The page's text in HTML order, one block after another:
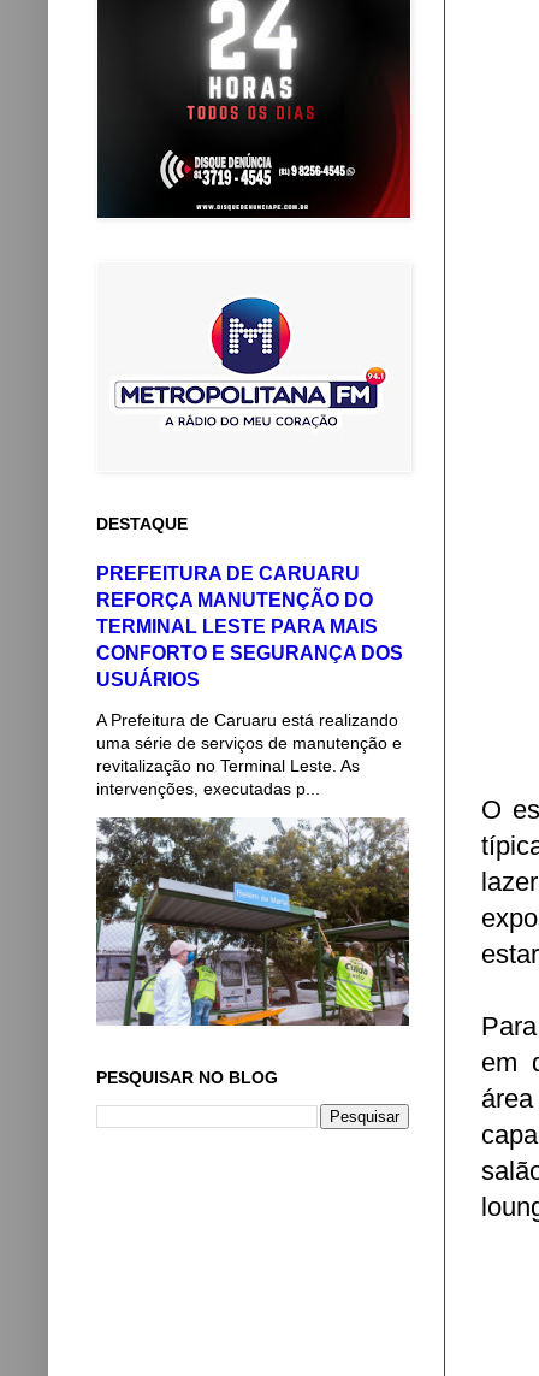
O
em
DESTAQUE
PREFEITURA DE CARUARU
REFORÇA MANUTENÇÃO DO
TERMINAL LESTE PARA MAIS
CONFORTO E SEGURANÇA DOS
USUÁRIOS
A Prefeitura de Caruaru está realizando
uma série de serviços de manutenção e
revitalização no Terminal Leste. As
intervenções, executadas p...
PESQUISAR NO BLOG